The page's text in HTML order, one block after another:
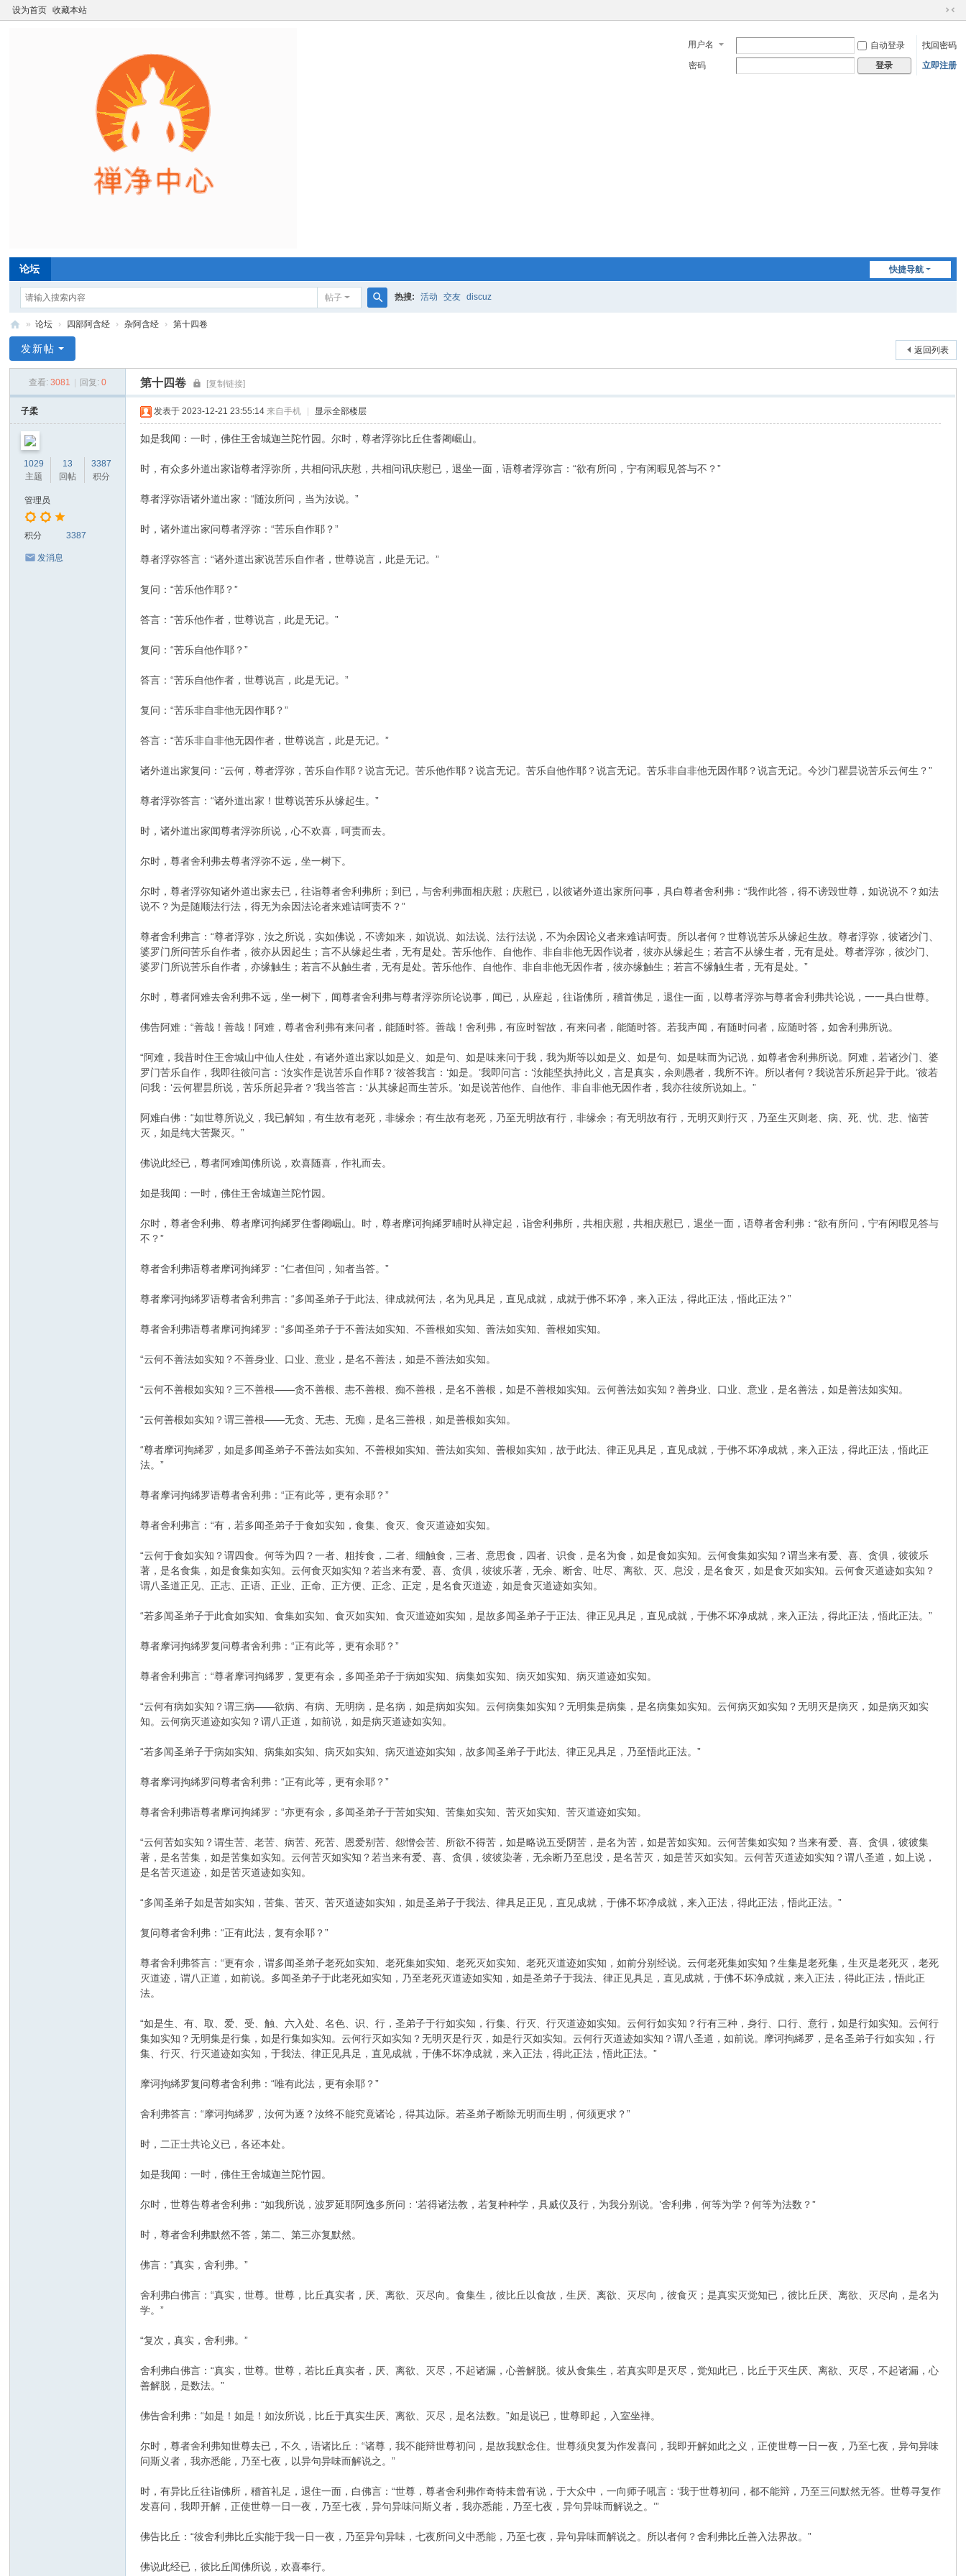
设为首页 收藏本站
切
到
窄
用户名 自动登录
找回密码
密码
登录 立即注册
快捷导航
论坛
帖子 热搜: 活动 交友 discuz
净
心
» 论坛 › 四部阿含经 › 杂阿含经 › 第十四卷
返回列表
发新帖
查看: 3081 回复: 0 第十四卷 [复制链接]
子柔
1029
主题
13
回帖
3387
积分
管理员
积分 3387
发消息
发表于 2023-12-21 23:55:14 来自手机 显示全部楼层
如是我闻：一时，佛住王舍城迦兰陀竹园。尔时，尊者浮弥比丘住耆阇崛山。
时，有众多外道出家诣尊者浮弥所，共相问讯庆慰，共相问讯庆慰已，退坐一面，语尊者浮弥言：“欲有所问，宁有闲暇见答与不？”
尊者浮弥语诸外道出家：“随汝所问，当为汝说。”
时，诸外道出家问尊者浮弥：“苦乐自作耶？”
尊者浮弥答言：“诸外道出家说苦乐自作者，世尊说言，此是无记。”
复问：“苦乐他作耶？”
答言：“苦乐他作者，世尊说言，此是无记。”
复问：“苦乐自他作耶？”
答言：“苦乐自他作者，世尊说言，此是无记。”
复问：“苦乐非自非他无因作耶？”
答言：“苦乐非自非他无因作者，世尊说言，此是无记。”
诸外道出家复问：“云何，尊者浮弥，苦乐自作耶？说言无记。苦乐他作耶？说言无记。苦乐自他作耶？说言无记。苦乐非自非他无因作耶？说言无记。今沙门瞿昙说苦乐云何生？”
尊者浮弥答言：“诸外道出家！世尊说苦乐从缘起生。”
时，诸外道出家闻尊者浮弥所说，心不欢喜，呵责而去。
尔时，尊者舍利弗去尊者浮弥不远，坐一树下。
尔时，尊者浮弥知诸外道出家去已，往诣尊者舍利弗所；到已，与舍利弗面相庆慰；庆慰已，以彼诸外道出家所问事，具白尊者舍利弗：“我作此答，得不谤毁世尊，如说说不？如法
说不？为是随顺法行法，得无为余因法论者来难诘呵责不？”
尊者舍利弗言：“尊者浮弥，汝之所说，实如佛说，不谤如来，如说说、如法说、法行法说，不为余因论义者来难诘呵责。所以者何？世尊说苦乐从缘起生故。尊者浮弥，彼诸沙门、
婆罗门所问苦乐自作者，彼亦从因起生；言不从缘起生者，无有是处。苦乐他作、自他作、非自非他无因作说者，彼亦从缘起生；若言不从缘生者，无有是处。尊者浮弥，彼沙门、
婆罗门所说苦乐自作者，亦缘触生；若言不从触生者，无有是处。苦乐他作、自他作、非自非他无因作者，彼亦缘触生；若言不缘触生者，无有是处。”
尔时，尊者阿难去舍利弗不远，坐一树下，闻尊者舍利弗与尊者浮弥所论说事，闻已，从座起，往诣佛所，稽首佛足，退住一面，以尊者浮弥与尊者舍利弗共论说，一一具白世尊。
佛告阿难：“善哉！善哉！阿难，尊者舍利弗有来问者，能随时答。善哉！舍利弗，有应时智故，有来问者，能随时答。若我声闻，有随时问者，应随时答，如舍利弗所说。
“阿难，我昔时住王舍城山中仙人住处，有诸外道出家以如是义、如是句、如是味来问于我，我为斯等以如是义、如是句、如是味而为记说，如尊者舍利弗所说。阿难，若诸沙门、婆
罗门苦乐自作，我即往彼问言：‘汝实作是说苦乐自作耶？’彼答我言：‘如是。’我即问言：‘汝能坚执持此义，言是真实，余则愚者，我所不许。所以者何？我说苦乐所起异于此。’彼若
问我：‘云何瞿昙所说，苦乐所起异者？’我当答言：‘从其缘起而生苦乐。’如是说苦他作、自他作、非自非他无因作者，我亦往彼所说如上。”
阿难白佛：“如世尊所说义，我已解知，有生故有老死，非缘余；有生故有老死，乃至无明故有行，非缘余；有无明故有行，无明灭则行灭，乃至生灭则老、病、死、忧、悲、恼苦
灭，如是纯大苦聚灭。”
佛说此经已，尊者阿难闻佛所说，欢喜随喜，作礼而去。
如是我闻：一时，佛住王舍城迦兰陀竹园。
尔时，尊者舍利弗、尊者摩诃拘絺罗住耆阇崛山。时，尊者摩诃拘絺罗晡时从禅定起，诣舍利弗所，共相庆慰，共相庆慰已，退坐一面，语尊者舍利弗：“欲有所问，宁有闲暇见答与
不？”
尊者舍利弗语尊者摩诃拘絺罗：“仁者但问，知者当答。”
尊者摩诃拘絺罗语尊者舍利弗言：“多闻圣弟子于此法、律成就何法，名为见具足，直见成就，成就于佛不坏净，来入正法，得此正法，悟此正法？”
尊者舍利弗语尊者摩诃拘絺罗：“多闻圣弟子于不善法如实知、不善根如实知、善法如实知、善根如实知。
“云何不善法如实知？不善身业、口业、意业，是名不善法，如是不善法如实知。
“云何不善根如实知？三不善根——贪不善根、恚不善根、痴不善根，是名不善根，如是不善根如实知。云何善法如实知？善身业、口业、意业，是名善法，如是善法如实知。
“云何善根如实知？谓三善根——无贪、无恚、无痴，是名三善根，如是善根如实知。
“尊者摩诃拘絺罗，如是多闻圣弟子不善法如实知、不善根如实知、善法如实知、善根如实知，故于此法、律正见具足，直见成就，于佛不坏净成就，来入正法，得此正法，悟此正
法。”
尊者摩诃拘絺罗语尊者舍利弗：“正有此等，更有余耶？”
尊者舍利弗言：“有，若多闻圣弟子于食如实知，食集、食灭、食灭道迹如实知。
“云何于食如实知？谓四食。何等为四？一者、粗抟食，二者、细触食，三者、意思食，四者、识食，是名为食，如是食如实知。云何食集如实知？谓当来有爱、喜、贪俱，彼彼乐
著，是名食集，如是食集如实知。云何食灭如实知？若当来有爱、喜、贪俱，彼彼乐著，无余、断舍、吐尽、离欲、灭、息没，是名食灭，如是食灭如实知。云何食灭道迹如实知？
谓八圣道正见、正志、正语、正业、正命、正方便、正念、正定，是名食灭道迹，如是食灭道迹如实知。
“若多闻圣弟子于此食如实知、食集如实知、食灭如实知、食灭道迹如实知，是故多闻圣弟子于正法、律正见具足，直见成就，于佛不坏净成就，来入正法，得此正法，悟此正法。”
尊者摩诃拘絺罗复问尊者舍利弗：“正有此等，更有余耶？”
尊者舍利弗言：“尊者摩诃拘絺罗，复更有余，多闻圣弟子于病如实知、病集如实知、病灭如实知、病灭道迹如实知。
“云何有病如实知？谓三病——欲病、有病、无明病，是名病，如是病如实知。云何病集如实知？无明集是病集，是名病集如实知。云何病灭如实知？无明灭是病灭，如是病灭如实
知。云何病灭道迹如实知？谓八正道，如前说，如是病灭道迹如实知。
“若多闻圣弟子于病如实知、病集如实知、病灭如实知、病灭道迹如实知，故多闻圣弟子于此法、律正见具足，乃至悟此正法。”
尊者摩诃拘絺罗问尊者舍利弗：“正有此等，更有余耶？”
尊者舍利弗语尊者摩诃拘絺罗：“亦更有余，多闻圣弟子于苦如实知、苦集如实知、苦灭如实知、苦灭道迹如实知。
“云何苦如实知？谓生苦、老苦、病苦、死苦、恩爱别苦、怨憎会苦、所欲不得苦，如是略说五受阴苦，是名为苦，如是苦如实知。云何苦集如实知？当来有爱、喜、贪俱，彼彼集
著，是名苦集，如是苦集如实知。云何苦灭如实知？若当来有爱、喜、贪俱，彼彼染著，无余断乃至息没，是名苦灭，如是苦灭如实知。云何苦灭道迹如实知？谓八圣道，如上说，
是名苦灭道迹，如是苦灭道迹如实知。
“多闻圣弟子如是苦如实知，苦集、苦灭、苦灭道迹如实知，如是圣弟子于我法、律具足正见，直见成就，于佛不坏净成就，来入正法，得此正法，悟此正法。”
复问尊者舍利弗：“正有此法，复有余耶？”
尊者舍利弗答言：“更有余，谓多闻圣弟子老死如实知、老死集如实知、老死灭如实知、老死灭道迹如实知，如前分别经说。云何老死集如实知？生集是老死集，生灭是老死灭，老死
灭道迹，谓八正道，如前说。多闻圣弟子于此老死如实知，乃至老死灭道迹如实知，如是圣弟子于我法、律正见具足，直见成就，于佛不坏净成就，来入正法，得此正法，悟此正
法。
“如是生、有、取、爱、受、触、六入处、名色、识、行，圣弟子于行如实知，行集、行灭、行灭道迹如实知。云何行如实知？行有三种，身行、口行、意行，如是行如实知。云何行
集如实知？无明集是行集，如是行集如实知。云何行灭如实知？无明灭是行灭，如是行灭如实知。云何行灭道迹如实知？谓八圣道，如前说。摩诃拘絺罗，是名圣弟子行如实知，行
集、行灭、行灭道迹如实知，于我法、律正见具足，直见成就，于佛不坏净成就，来入正法，得此正法，悟此正法。”
摩诃拘絺罗复问尊者舍利弗：“唯有此法，更有余耶？”
舍利弗答言：“摩诃拘絺罗，汝何为逐？汝终不能究竟诸论，得其边际。若圣弟子断除无明而生明，何须更求？”
时，二正士共论义已，各还本处。
如是我闻：一时，佛住王舍城迦兰陀竹园。
尔时，世尊告尊者舍利弗：“如我所说，波罗延耶阿逸多所问：‘若得诸法教，若复种种学，具威仪及行，为我分别说。’舍利弗，何等为学？何等为法数？”
时，尊者舍利弗默然不答，第二、第三亦复默然。
佛言：“真实，舍利弗。”
舍利弗白佛言：“真实，世尊。世尊，比丘真实者，厌、离欲、灭尽向。食集生，彼比丘以食故，生厌、离欲、灭尽向，彼食灭；是真实灭觉知已，彼比丘厌、离欲、灭尽向，是名为
学。”
“复次，真实，舍利弗。”
舍利弗白佛言：“真实，世尊。世尊，若比丘真实者，厌、离欲、灭尽，不起诸漏，心善解脱。彼从食集生，若真实即是灭尽，觉知此已，比丘于灭生厌、离欲、灭尽，不起诸漏，心
善解脱，是数法。”
佛告舍利弗：“如是！如是！如汝所说，比丘于真实生厌、离欲、灭尽，是名法数。”如是说已，世尊即起，入室坐禅。
尔时，尊者舍利弗知世尊去已，不久，语诸比丘：“诸尊，我不能辩世尊初问，是故我默念住。世尊须臾复为作发喜问，我即开解如此之义，正使世尊一日一夜，乃至七夜，异句异味
问斯义者，我亦悉能，乃至七夜，以异句异味而解说之。”
时，有异比丘往诣佛所，稽首礼足，退住一面，白佛言：“世尊，尊者舍利弗作奇特未曾有说，于大众中，一向师子吼言：‘我于世尊初问，都不能辩，乃至三问默然无答。世尊寻复作
发喜问，我即开解，正使世尊一日一夜，乃至七夜，异句异味问斯义者，我亦悉能，乃至七夜，异句异味而解说之。’”
佛告比丘：“彼舍利弗比丘实能于我一日一夜，乃至异句异味，七夜所问义中悉能，乃至七夜，异句异味而解说之。所以者何？舍利弗比丘善入法界故。”
佛说此经已，彼比丘闻佛所说，欢喜奉行。